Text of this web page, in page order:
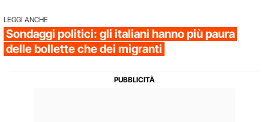
LEGGI ANCHE
Sondaggi politici: gli italiani hanno più paura
delle bollette che dei migranti